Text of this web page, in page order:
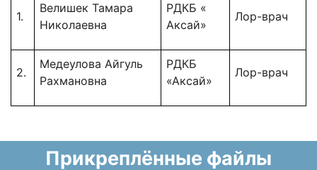
1.
Велишек Тамара
Николаевна
РДКБ «
Аксай»
Лор-врач
2.
Медеулова Айгуль
Рахмановна
РДКБ
«Аксай»
Лор-врач
Прикреплённые файлы